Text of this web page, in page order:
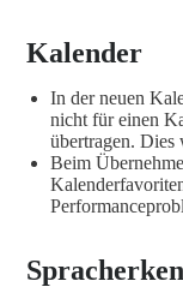
Kalender
In der neuen
nicht für einen
übertragen. Dies
Beim